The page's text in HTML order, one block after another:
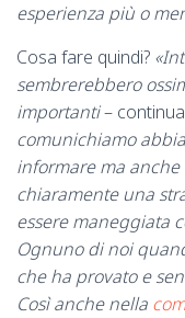
esperienza più o
Cosa fare quindi?
sembrerebbero
importanti–
comunichiamo
informare ma
chiaramente una
essere maneggiata
Ognuno di noi
che ha provato e
Così anche nella